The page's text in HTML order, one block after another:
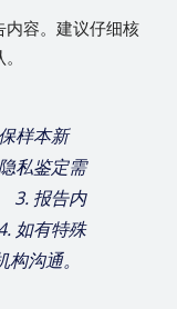
容。建议仔细核
样本新
私鉴定需
3. 报告内
如有特殊
沟通。